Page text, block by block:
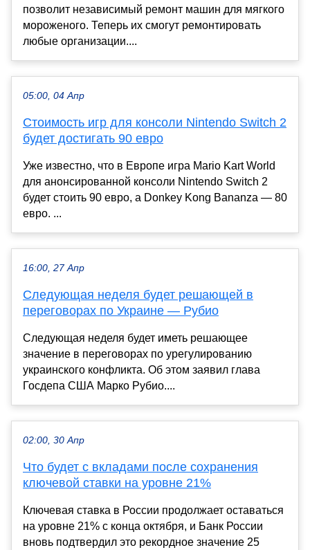
позволит независимый ремонт машин для мягкого
мороженого. Теперь их смогут ремонтировать
любые организации....
05:00, 04 Апр
Стоимость игр для консоли Nintendo Switch 2
будет достигать 90 евро
Уже известно, что в Европе игра Mario Kart World
для анонсированной консоли Nintendo Switch 2
будет стоить 90 евро, а Donkey Kong Bananza — 80
евро. ...
16:00, 27 Апр
Следующая неделя будет решающей в
переговорах по Украине — Рубио
Следующая неделя будет иметь решающее
значение в переговорах по урегулированию
украинского конфликта. Об этом заявил глава
Госдепа США Марко Рубио....
02:00, 30 Апр
Что будет с вкладами после сохранения
ключевой ставки на уровне 21%
Ключевая ставка в России продолжает оставаться
на уровне 21% с конца октября, и Банк России
вновь подтвердил это рекордное значение 25